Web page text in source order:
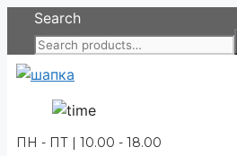
Перейти
содержимому
Search
ПН - ПТ | 10.00 - 18.00